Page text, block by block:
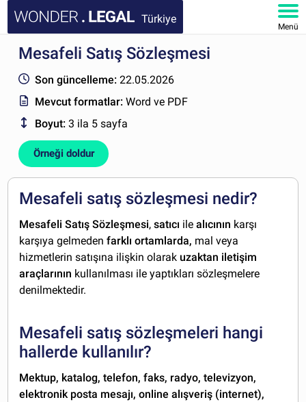
Türkiye
Menü
ANA SAYFA
BELGELER
SSS
HESABIM
Mesafeli Satış Sözleşmesi
Son güncelleme: 22.05.2026
Mevcut formatlar:Word ve PDF
Boyut: 3 ila 5 sayfa
Örneği doldur
Mesafeli satış sözleşmesi nedir?
Mesafeli Satış Sözleşmesi,satıcı ilealıcının karşı
karşıya gelmedenfarklı ortamlarda, mal veya
hizmetlerin satışına ilişkin olarak uzaktan iletişim
araçlarının kullanılması ile yaptıkları sözleşmelere
denilmektedir.
Mesafeli satış sözleşmeleri hangi
hallerde kullanılır?
Mektup, katalog, telefon, faks, radyo, televizyon,
elektronik posta mesajı, online alışveriş (internet),